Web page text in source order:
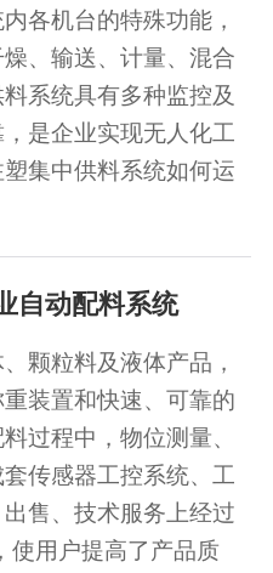
各机台的特殊功能，
、输送、计量、混合
系统具有多种监控及
是企业实现无人化工
集中供料系统如何运
自动配料系统
颗粒料及液体产品，
装置和快速、可靠的
过程中，物位测量、
传感器工控系统、工
售、技术服务上经过
使用户提高了产品质